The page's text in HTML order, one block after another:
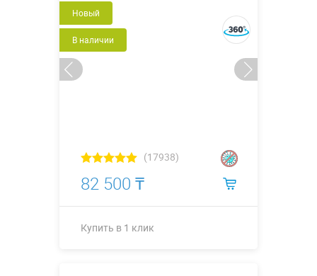
Новый
В наличии
(17938)
82 500 ₸
Купить в 1 клик